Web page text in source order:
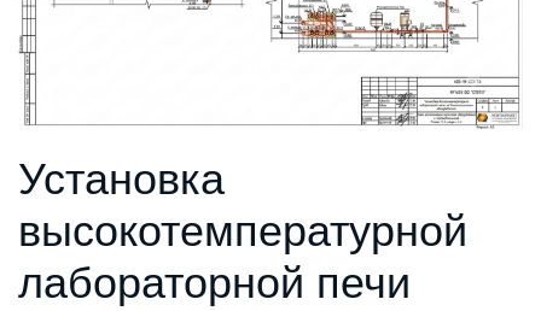
Установка
высокотемпературной
лабораторной печи